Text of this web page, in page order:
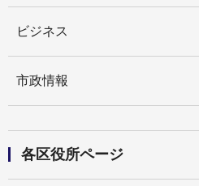
ビジネス
市政情報
各区役所ページ